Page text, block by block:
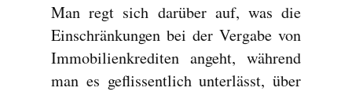
Man regt sich darüber auf, was die
Einschränkungen bei der Vergabe von
Immobilienkrediten angeht, während
man es geflissentlich unterlässt, über